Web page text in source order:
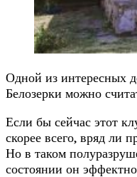
Одной из интересных
Белозерки можно
Если бы сейчас этот
скорее всего, вряд ли
Но в таком
состоянии он